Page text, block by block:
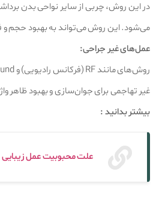
در این روش، چربی از سایر نواحی بدن
می‌شود. این روش می‌تواند به بهبود حجم و
عمل‌های غیر جراحی:
غیر تهاجمی برای جوان‌سازی و بهبود ظاهر
بیشتر بدانید :
علت محبوبیت عمل